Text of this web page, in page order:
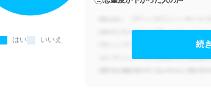
はい いいえ 続